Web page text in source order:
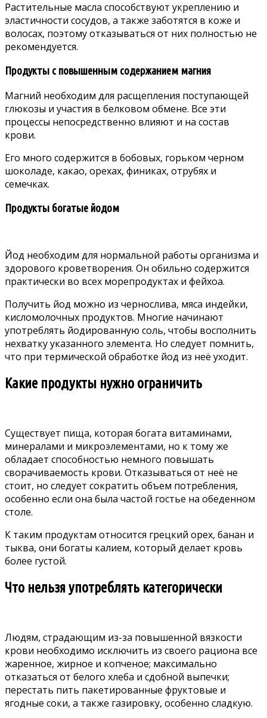
Растительные масла способствуют укреплению и
эластичности сосудов, а также заботятся в коже и
волосах, поэтому отказываться от них полностью не
рекомендуется.
Продукты с повышенным содержанием магния
Магний необходим для расщепления поступающей
глюкозы и участия в белковом обмене. Все эти
процессы непосредственно влияют и на состав
крови.
Его много содержится в бобовых, горьком черном
шоколаде, какао, орехах, финиках, отрубях и
семечках.
Продукты богатые йодом
Йод необходим для нормальной работы организма и
здорового кроветворения. Он обильно содержится
практически во всех морепродуктах и фейхоа.
Получить йод можно из чернослива, мяса индейки,
кисломолочных продуктов. Многие начинают
употреблять йодированную соль, чтобы восполнить
нехватку указанного элемента. Но следует помнить,
что при термической обработке йод из неё уходит.
Какие продукты нужно ограничить
Существует пища, которая богата витаминами,
минералами и микроэлементами, но к тому же
обладает способностью немного повышать
сворачиваемость крови. Отказываться от неё не
стоит, но следует сократить объем потребления,
особенно если она была частой гостье на обеденном
столе.
К таким продуктам относится грецкий орех, банан и
тыква, они богаты калием, который делает кровь
более густой.
Что нельзя употреблять категорически
Людям, страдающим из-за повышенной вязкости
крови необходимо исключить из своего рациона все
жаренное, жирное и копченое; максимально
отказаться от белого хлеба и сдобной выпечки;
перестать пить пакетированные фруктовые и
ягодные соки, а также газировку, особенно сладкую.